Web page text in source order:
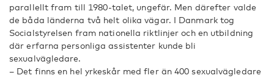
parallellt fram till 1980-talet, ungefär. Men därefter valde
de båda länderna två helt olika vägar. I Danmark tog
Socialstyrelsen fram nationella riktlinjer och en utbildning
där erfarna personliga assistenter kunde bli
sexualvägledare.
– Det finns en hel yrkeskår med fler än 400 sexualvägledare